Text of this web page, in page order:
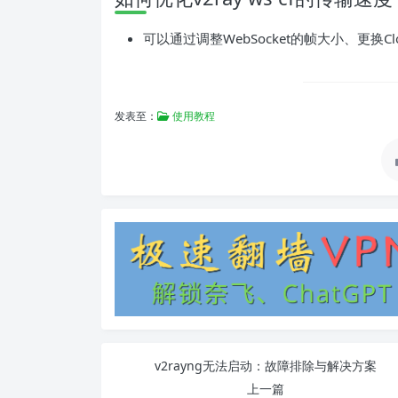
可以通过调整WebSocket的帧大小、更换
发表至： 使用教程
v2rayng无法启动：故障排除与解决方案
上一篇